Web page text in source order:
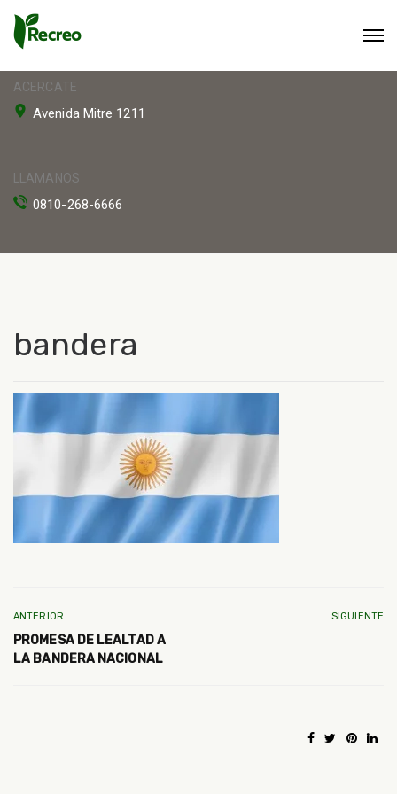
ACERCATE
Avenida Mitre 1211
LLAMANOS
0810-268-6666
bandera
ANTERIOR
PROMESA DE LEALTAD A
LA BANDERA NACIONAL
SIGUIENTE